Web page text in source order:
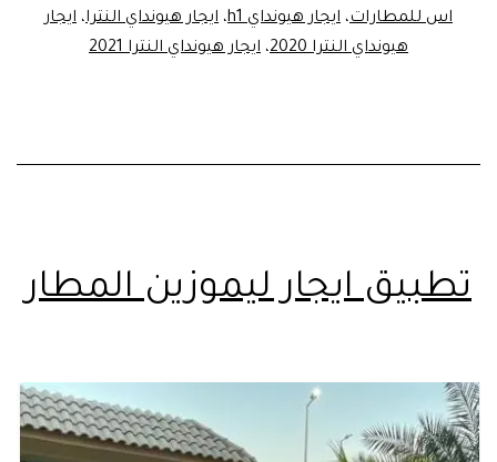
اس للمطارات، ايجار هيونداي h1 ، ايجار هيونداي النترا، ايجار
هيونداي النترا 2020
، ايجار هيونداي النترا 2021
تطبيق ايجار ليموزين المطار